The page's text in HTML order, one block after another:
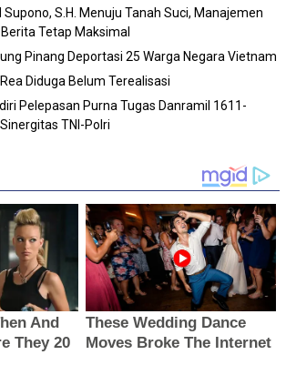
Supono, S.H. Menuju Tanah Suci, Manajemen
Tetap Maksimal
Pinang Deportasi 25 Warga Negara Vietnam
Diduga Belum Terealisasi
Pelepasan Purna Tugas Danramil 1611-
TNI-Polri